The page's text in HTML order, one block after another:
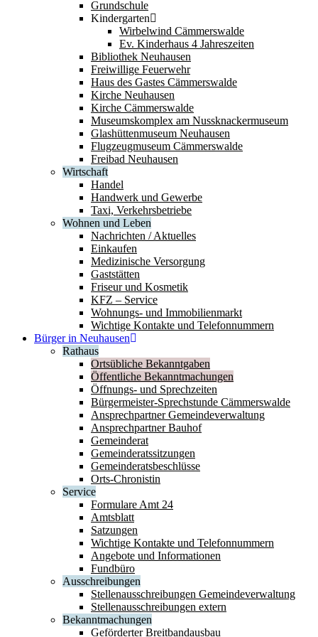
Grundschule
Kindergarten
Wirbelwind Cämmerswalde
Ev. Kinderhaus 4 Jahreszeiten
Bibliothek Neuhausen
Freiwillige Feuerwehr
Haus des Gastes Cämmerswalde
Kirche Neuhausen
Kirche Cämmerswalde
Museumskomplex am Nussknackermuseum
Glashüttenmuseum Neuhausen
Flugzeugmuseum Cämmerswalde
Freibad Neuhausen
Wirtschaft
Handel
Handwerk und Gewerbe
Taxi, Verkehrsbetriebe
Wohnen und Leben
Nachrichten / Aktuelles
Einkaufen
Medizinische Versorgung
Gaststätten
Friseur und Kosmetik
KFZ – Service
Wohnungs- und Immobilienmarkt
Wichtige Kontakte und Telefonnummern
Bürger in Neuhausen
Rathaus
Ortsübliche Bekanntgaben
Öffentliche Bekanntmachungen
Öffnungs- und Sprechzeiten
Bürgermeister-Sprechstunde Cämmerswalde
Ansprechpartner Gemeindeverwaltung
Ansprechpartner Bauhof
Gemeinderat
Gemeinderatssitzungen
Gemeinderatsbeschlüsse
Orts-Chronistin
Service
Formulare Amt 24
Amtsblatt
Satzungen
Wichtige Kontakte und Telefonnummern
Angebote und Informationen
Fundbüro
Ausschreibungen
Stellenausschreibungen Gemeindeverwaltung
Stellenausschreibungen extern
Bekanntmachungen
Geförderter Breitbandausbau